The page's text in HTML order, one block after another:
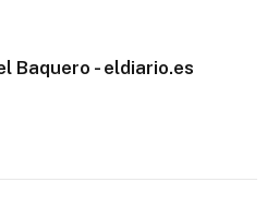
Baquero - eldiario.es